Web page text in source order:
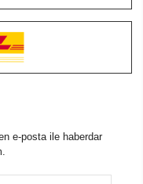
e-posta ile haberdar